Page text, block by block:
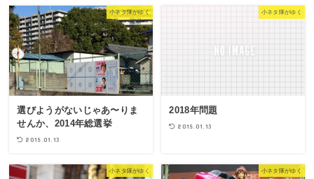
小ネタ隊がゆく
選びようがないじゃあ〜りま
せんか、2014年総選挙
2015.01.13
小ネタ隊がゆく
2018年問題
2015.01.13
小ネタ隊がゆく 小ネタ隊がゆく